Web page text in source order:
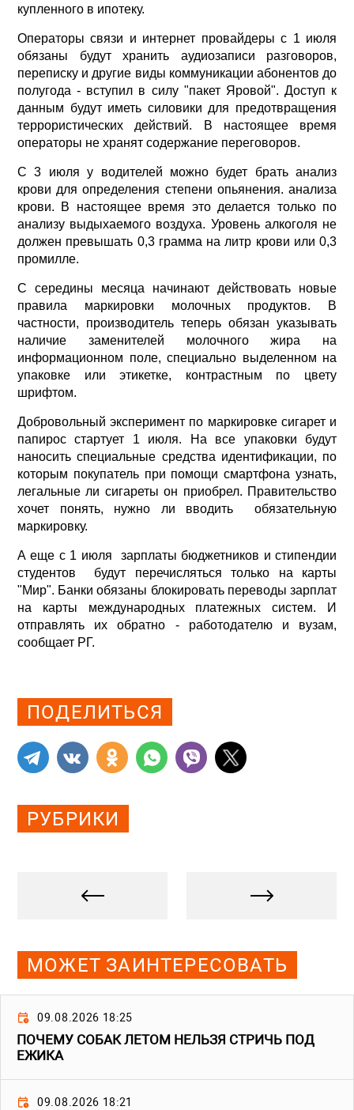
купленного в ипотеку.
Операторы связи и интернет провайдеры с 1 июля
обязаны будут хранить аудиозаписи разговоров,
переписку и другие виды коммуникации абонентов до
полугода - вступил в силу "пакет Яровой". Доступ к
данным будут иметь силовики для предотвращения
террористических действий. В настоящее время
операторы не хранят содержание переговоров.
С 3 июля у водителей можно будет брать анализ
крови для определения степени опьянения. анализа
крови. В настоящее время это делается только по
анализу выдыхаемого воздуха. Уровень алкоголя не
должен превышать 0,3 грамма на литр крови или 0,3
промилле.
С середины месяца начинают действовать новые
правила маркировки молочных продуктов. В
частности, производитель теперь обязан указывать
наличие заменителей молочного жира на
информационном поле, специально выделенном на
упаковке или этикетке, контрастным по цвету
шрифтом.
Добровольный эксперимент по маркировке сигарет и
папирос стартует 1 июля. На все упаковки будут
наносить специальные средства идентификации, по
которым покупатель при помощи смартфона узнать,
легальные ли сигареты он приобрел. Правительство
хочет понять, нужно ли вводить обязательную
маркировку.
А еще с 1 июля зарплаты бюджетников и стипендии
студентов будут перечисляться только на карты
"Мир". Банки обязаны блокировать переводы зарплат
на карты международных платежных систем. И
отправлять их обратно - работодателю и вузам,
сообщает РГ.
ПОДЕЛИТЬСЯ
РУБРИКИ
МОЖЕТ ЗАИНТЕРЕСОВАТЬ
09.08.2026 18:25
ПОЧЕМУ СОБАК ЛЕТОМ НЕЛЬЗЯ СТРИЧЬ ПОД
ЕЖИКА
09.08.2026 18:21